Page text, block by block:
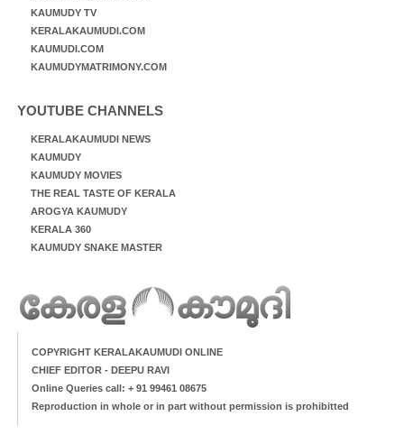
KAUMUDY TV
KERALAKAUMUDI.COM
KAUMUDI.COM
KAUMUDYMATRIMONY.COM
YOUTUBE CHANNELS
KERALAKAUMUDI NEWS
KAUMUDY
KAUMUDY MOVIES
THE REAL TASTE OF KERALA
AROGYA KAUMUDY
KERALA 360
KAUMUDY SNAKE MASTER
COPYRIGHT KERALAKAUMUDI ONLINE
CHIEF EDITOR - DEEPU RAVI
Online Queries call: + 91 99461 08675
Reproduction in whole or in part without permission is prohibitted